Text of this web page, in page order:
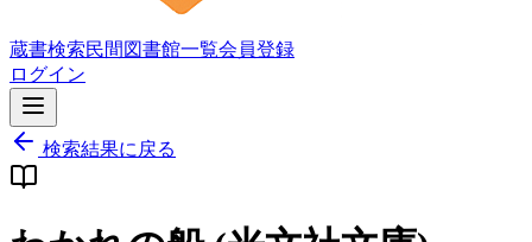
蔵書検索民間図書館一覧会員登録
ログイン
検索結果に戻る